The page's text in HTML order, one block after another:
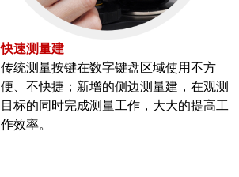
快速测量建
传统测量按键在数字键盘区域使用不方
便、不快捷；新增的侧边测量建，在观测
目标的同时完成测量工作，大大的提高工
作效率。